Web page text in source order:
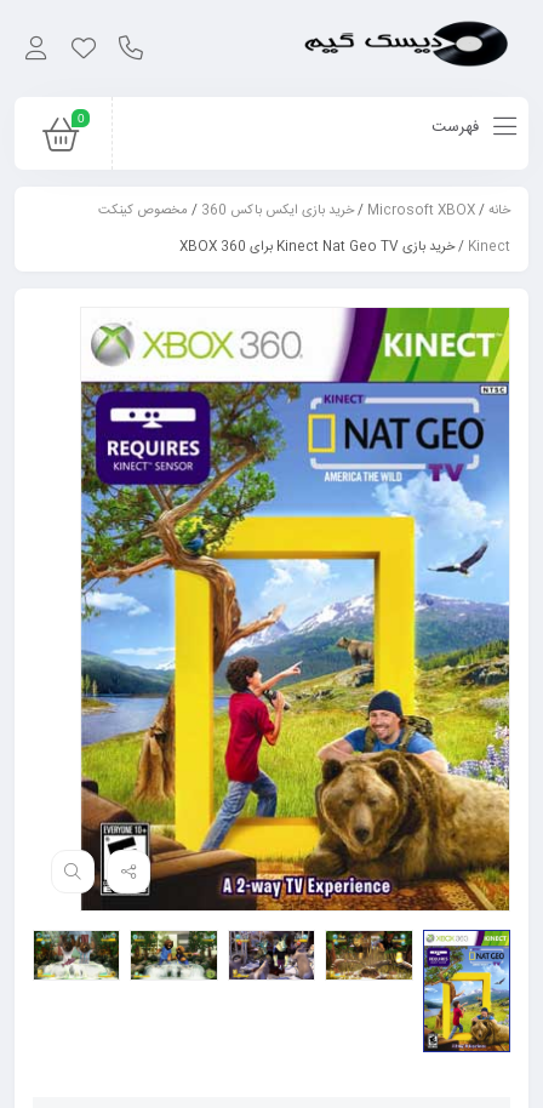
0 فهرست
خانه/
Microsoft XBOX
/خرید بازی ایکس باکس 360 / مخصوص کینکت
Kinect / خرید بازی Kinect Nat Geo TV برای XBOX 360